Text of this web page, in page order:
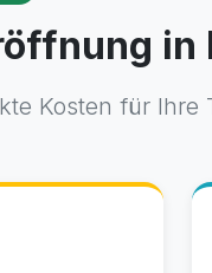
in
Kosten für Ihre